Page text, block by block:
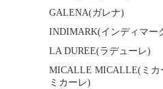
GALENA(ガレナ)
INDIMARK(インディマー
LA DUREE(ラデューレ)
MICALLE MICALLE(ミカ
ミカーレ)